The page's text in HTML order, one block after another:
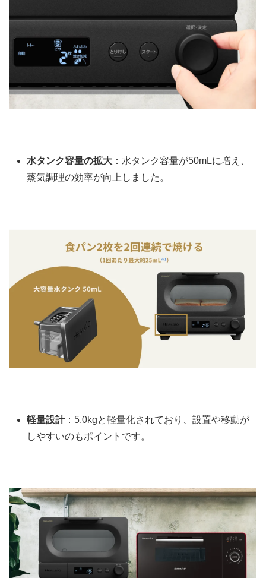
水タンク容量の拡大 ：水タンク容量が50mLに増え、
蒸気調理の効率が向上しました。
軽量設計：5.0kgと軽量化されており、設置や移動が
しやすいのもポイントです。